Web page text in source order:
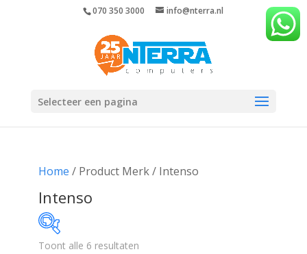
070 350 3000 info@nterra.nl
Selecteer een pagina
Home / Product Merk / Intenso
Intenso
Toont alle 6 resultaten